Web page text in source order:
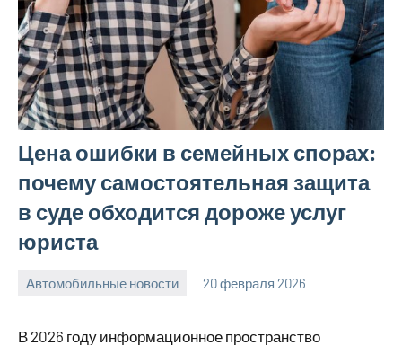
Цена ошибки в семейных спорах:
почему самостоятельная защита
в суде обходится дороже услуг
юриста
Автомобильные новости 20 февраля 2026
В 2026 году информационное пространство